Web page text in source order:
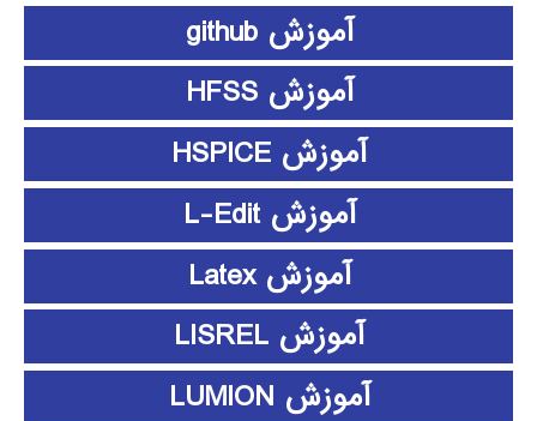
آموزش github
آموزش HFSS
آموزش HSPICE
آموزش L-Edit
آموزش Latex
آموزش LISREL
آموزش LUMION